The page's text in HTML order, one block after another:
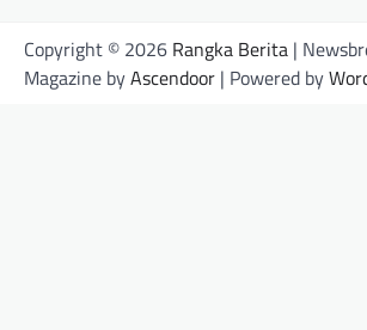
Copyright © 2026 Rangka Berita |
Magazine byAscendoor | Powered by